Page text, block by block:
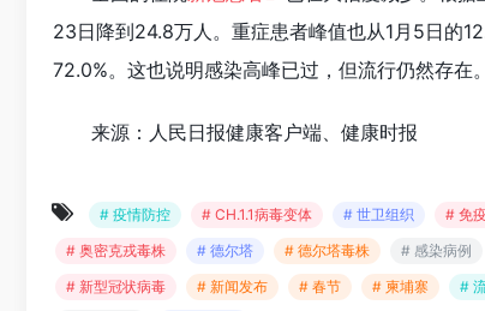
23日降到24.8万人。重症患者峰值也从1月5日的
72.0%。这也说明感染高峰已过，但流行仍然存在。
来源：人民日报健康客户端、健康时报
# 疫情防控 # CH.1.1病毒变体 # 世卫组织 # 免
# 奥密克戎毒株
# 德尔塔 # 德尔塔毒株 # 感染病例
# 新型冠状病毒
# 新闻发布 # 春节 # 柬埔寨 #